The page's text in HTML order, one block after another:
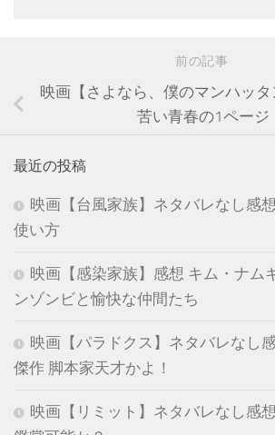
前の記事
映画【さよなら、僕のマンハッ
苦い青春の1ページ
最近の投稿
映画【台風家族】ネタバレなし感
使い方
映画【感染家族】感想 キム・ナ
ンゾンビと愉快な仲間たち
映画【パラドクス】ネタバレなし
傑作 脚本家天才かよ！
映画【リミット】ネタバレなし感